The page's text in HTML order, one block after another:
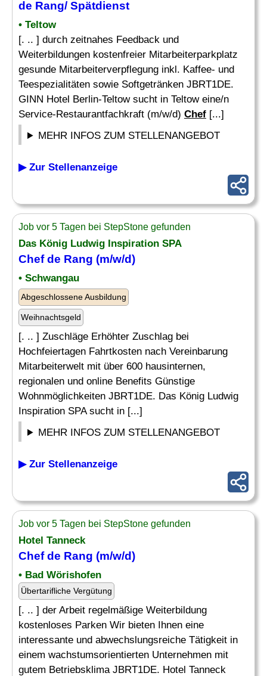
de Rang/ Spätdienst
• Teltow
[. .. ] durch zeitnahes Feedback und
Weiterbildungen kostenfreier Mitarbeiterparkplatz
gesunde Mitarbeiterverpflegung inkl. Kaffee- und
Teespezialitäten sowie Softgetränken JBRT1DE.
GINN Hotel Berlin-Teltow sucht in Teltow eine/n
Service-Restaurantfachkraft (m/w/d) Chef [...]
MEHR INFOS ZUM STELLENANGEBOT
▶ Zur Stellenanzeige
Job vor 5 Tagen bei StepStone gefunden
Das König Ludwig Inspiration SPA
Chefde Rang (m/w/d)
• Schwangau
Abgeschlossene Ausbildung
Weihnachtsgeld
[. .. ] Zuschläge Erhöhter Zuschlag bei
Hochfeiertagen Fahrtkosten nach Vereinbarung
Mitarbeiterwelt mit über 600 hausinternen,
regionalen und online Benefits Günstige
Wohnmöglichkeiten JBRT1DE. Das König Ludwig
Inspiration SPA sucht in [...]
MEHR INFOS ZUM STELLENANGEBOT
▶ Zur Stellenanzeige
Job vor 5 Tagen bei StepStone gefunden
Hotel Tanneck
Chefde Rang (m/w/d)
• Bad Wörishofen
Übertarifliche Vergütung
[. .. ] der Arbeit regelmäßige Weiterbildung
kostenloses Parken Wir bieten Ihnen eine
interessante und abwechslungsreiche Tätigkeit in
einem wachstumsorientierten Unternehmen mit
gutem Betriebsklima JBRT1DE. Hotel Tanneck